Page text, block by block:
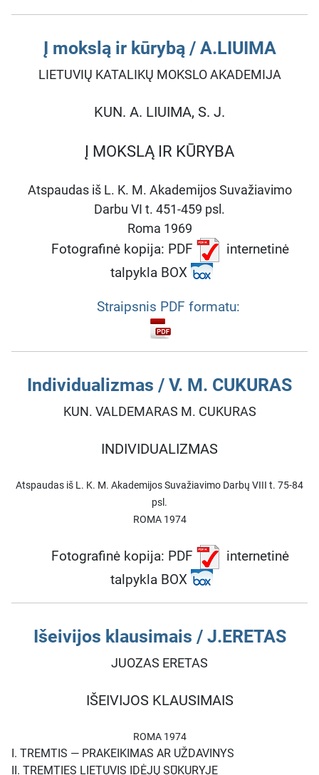
Į mokslą ir kūrybą / A.LIUIMA
LIETUVIŲ KATALIKŲ MOKSLO AKADEMIJA
KUN. A. LIUIMA, S. J.
Į MOKSLĄ IR KŪRYBA
Atspaudas iš L. K. M. Akademijos Suvažiavimo
Darbu VI t. 451-459 psl.
Roma 1969
Fotografinė kopija: PDF
internetinė
talpykla BOX
Straipsnis PDF formatu:
Individualizmas / V. M. CUKURAS
KUN. VALDEMARAS M. CUKURAS
INDIVIDUALIZMAS
Atspaudas iš L. K. M. Akademijos Suvažiavimo Darbų VIII t. 75-84
psl.
ROMA 1974
Fotografinė kopija: PDF
internetinė
talpykla BOX
Išeivijos klausimais / J.ERETAS
JUOZAS ERETAS
IŠEIVIJOS KLAUSIMAIS
ROMA 1974
I. TREMTIS — PRAKEIKIMAS AR UŽDAVINYS
II. TREMTIES LIETUVIS IDĖJŲ SŪKURYJE